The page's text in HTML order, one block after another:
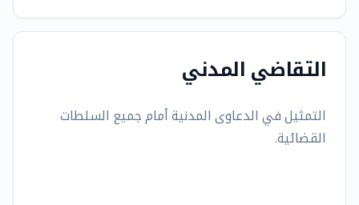
التقاضي المدني
التمثيل في الدعاوى المدنية أمام جميع السلطات
القضائية.